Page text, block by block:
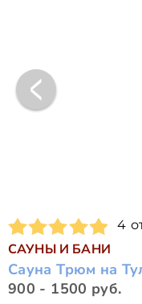
4
САУНЫ И БАНИ
Сауна Трюм на
900 - 1500 руб.